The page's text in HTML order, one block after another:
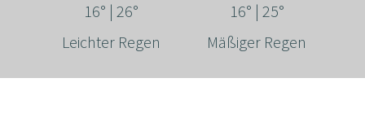
16° | 26°
Leichter Regen
16° | 25°
Mäßiger Regen